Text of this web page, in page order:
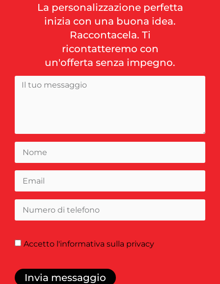
La personalizzazione perfetta
inizia con una buona idea.
Raccontacela. Ti
ricontatteremo con
un'offerta senza impegno.
Accetto l'informativa sulla privacy
Invia messaggio